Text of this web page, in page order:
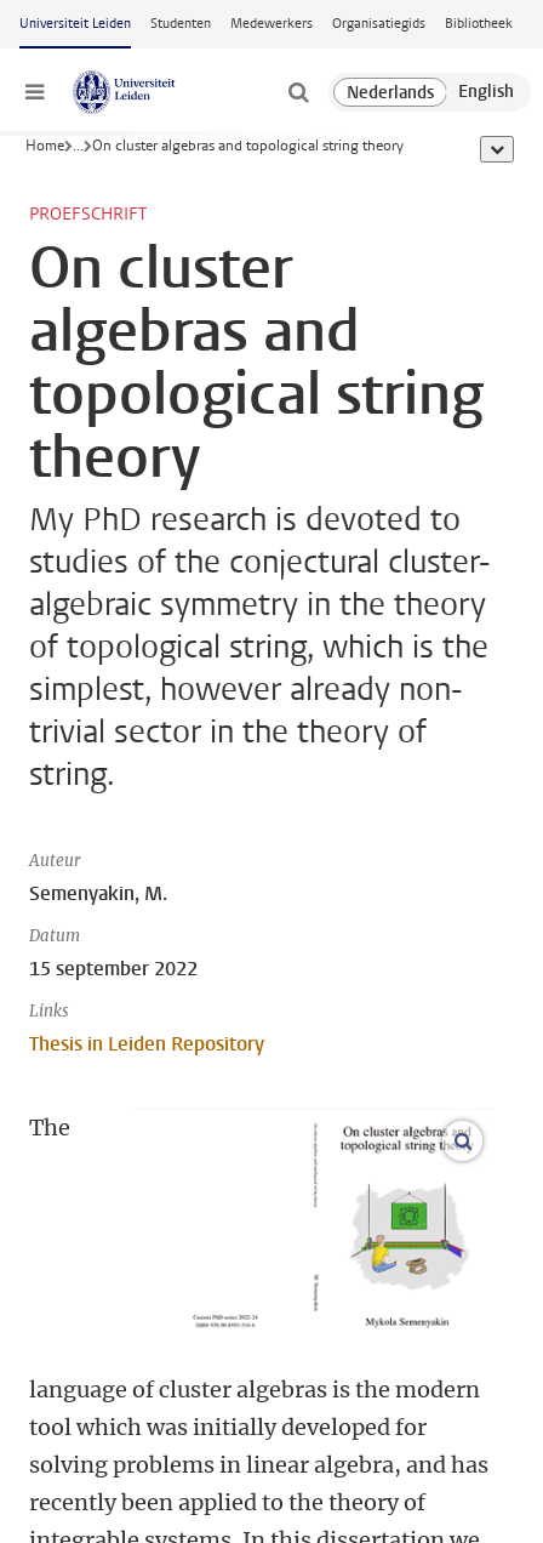
Ga naar hoofdinhoud
Universiteit Leiden Studenten Medewerkers Organisatiegids Bibliotheek
Menu
Home ... On cluster algebras and topological string theory toon
PROEFSCHRIFT
On cluster
algebras and
topological string
theory
My PhD research is devoted to
studies of the conjectural cluster-
algebraic symmetry in the theory
of topological string, which is the
simplest, however already non-
trivial sector in the theory of
string.
Auteur
Semenyakin, M.
Datum
15 september 2022
Links
Thesis in Leiden Repository
open
The
language of cluster algebras is the modern
tool which was initially developed for
solving problems in linear algebra, and has
recently been applied to the theory of